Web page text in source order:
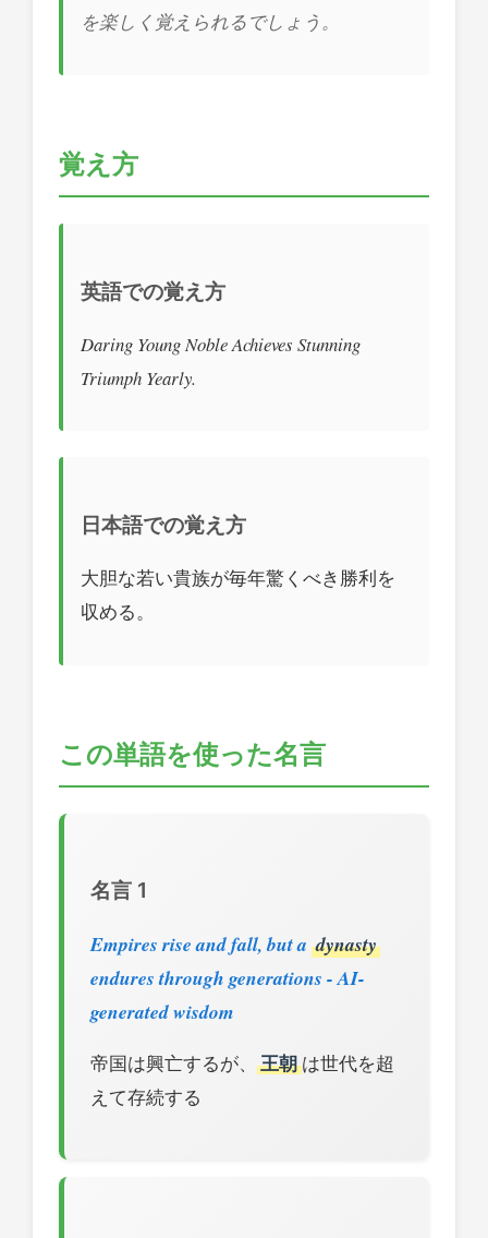
を楽しく覚えられるでしょう。
覚え方
英語での覚え方
Daring Young Noble Achieves Stunning
Triumph Yearly.
日本語での覚え方
大胆な若い貴族が毎年驚くべき勝利を
収める。
この単語を使った名言
名言 1
Empires rise and fall, but a dynasty
endures through generations - AI-
generated wisdom
帝国は興亡するが、 王朝は世代を超
えて存続する